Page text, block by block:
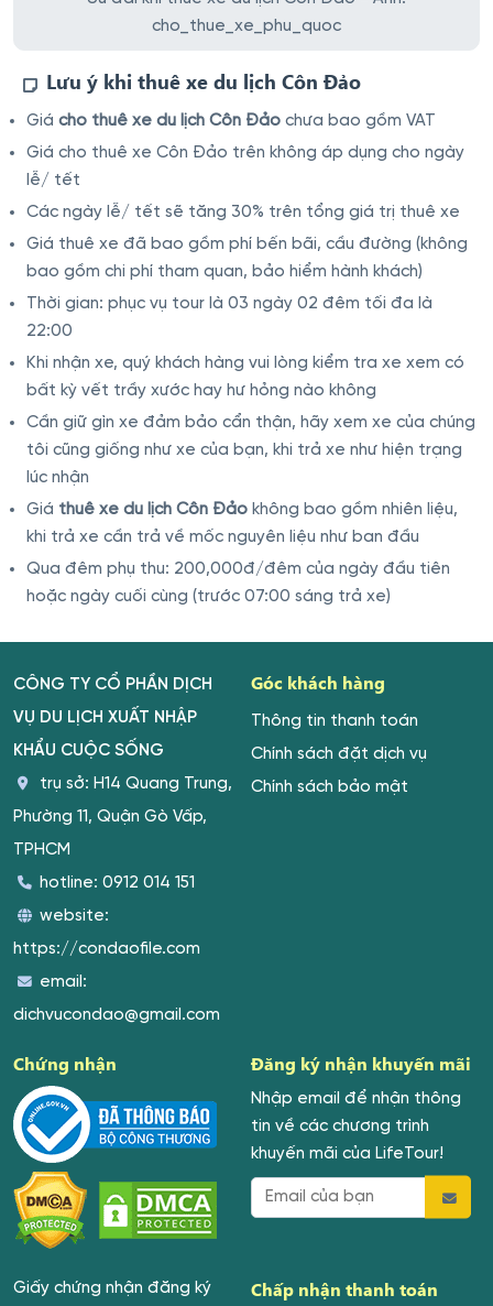
cho_thue_xe_phu_quoc
Lưu ý khi thuê xe du lịch Côn Đảo
Giá cho thuê xe du lịch Côn Đảo chưa bao gồm VAT
Giá cho thuê xe Côn Đảo trên không áp dụng cho ngày
lễ/ tết
Các ngày lễ/ tết sẽ tăng 30% trên tổng giá trị thuê xe
Giá thuê xe đã bao gồm phí bến bãi, cầu đường (không
bao gồm chi phí tham quan, bảo hiểm hành khách)
Thời gian: phục vụ tour là 03 ngày 02 đêm tối đa là
22:00
Khi nhận xe, quý khách hàng vui lòng kiểm tra xe xem có
bất kỳ vết trầy xước hay hư hỏng nào không
Cần giữ gìn xe đảm bảo cẩn thận, hãy xem xe của chúng
tôi cũng giống như xe của bạn, khi trả xe như hiện trạng
lúc nhận
Giá thuê xe du lịch Côn Đảo không bao gồm nhiên liệu,
khi trả xe cần trả về mốc nguyên liệu như ban đầu
Qua đêm phụ thu: 200,000đ/đêm của ngày đầu tiên
hoặc ngày cuối cùng (trước 07:00 sáng trả xe)
CÔNG TY CỔ PHẦN DỊCH
VỤ DU LỊCH XUẤT NHẬP
KHẨU CUỘC SỐNG
trụ sở: H14 Quang Trung,
Phường 11, Quận Gò Vấp,
TPHCM
hotline: 0912 014 151
website:
https://condaofile.com
email:
dichvucondao@gmail.com
Góc khách hàng
Thông tin thanh toán
Chính sách đặt dịch vụ
Chính sách bảo mật
Chứng nhận Đăng ký nhận khuyến mãi
Nhập email để nhận thông
tin về các chương trình
khuyến mãi của LifeTour!
Giấy chứng nhận đăng ký Chấp nhận thanh toán